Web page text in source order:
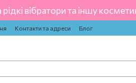
вібратори та іншу
Контакти та адреси Блог